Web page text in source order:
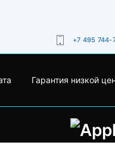
+7 495 744-
Гарантия низкой